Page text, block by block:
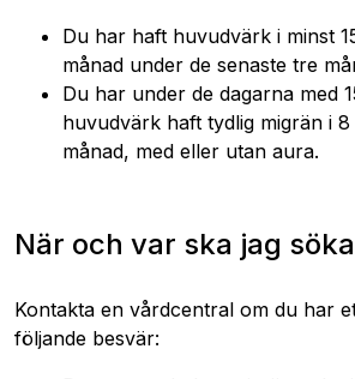
Du har haft huvudvärk i minst
månad under de senaste tre
Du har under de dagarna med
huvudvärk haft tydlig migrän i
månad, med eller utan aura.
När och var ska jag
Kontakta en vårdcentral om du har
följande besvär: